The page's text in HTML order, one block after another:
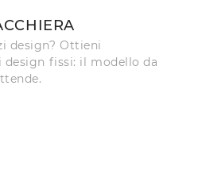
design? Ottieni
fissi: il modello da